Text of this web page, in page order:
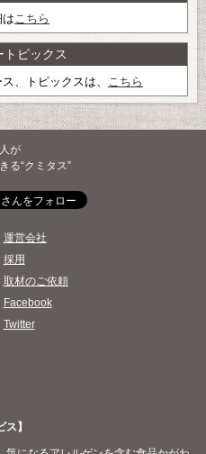
こちら
トピックス
、トピックスは、 こちら
が
る“クミタス”
運営会社
採用
取材のご依頼
Facebook
Twitter
】